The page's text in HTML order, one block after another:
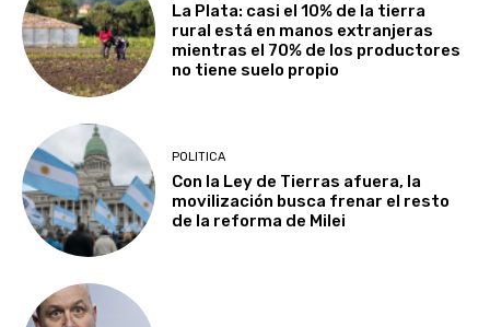
La Plata: casi el 10% de la tierra
rural está en manos extranjeras
mientras el 70% de los productores
no tiene suelo propio
POLITICA
Con la Ley de Tierras afuera, la
movilización busca frenar el resto
de la reforma de Milei